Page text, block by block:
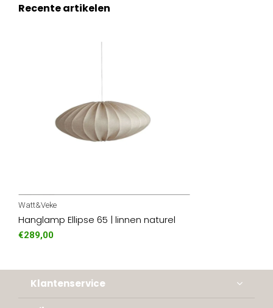
Recente artikelen
Watt&Veke
Hanglamp Ellipse 65 | linnen naturel
€289,00
Klantenservice